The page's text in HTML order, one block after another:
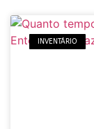
INVENTÁRIO